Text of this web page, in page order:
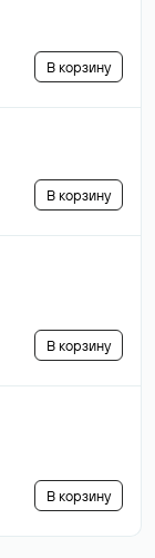
В корзину
В корзину
В корзину
В корзину